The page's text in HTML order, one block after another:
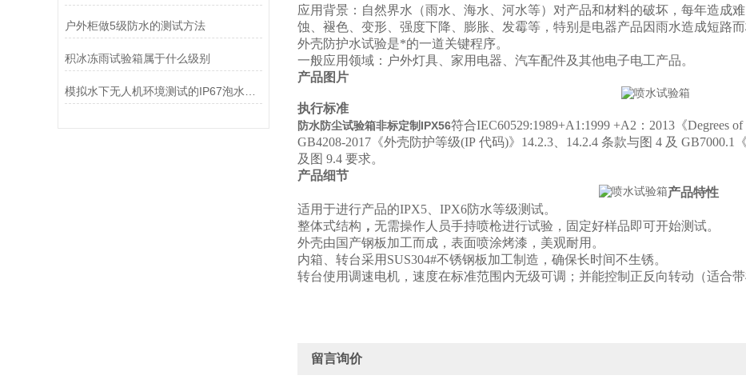
户外柜做5级防水的测试方法
积冰冻雨试验箱属于什么级别
应用背景：自然界水（雨水、海水、河水等）对产品和材料的破坏，每年造成
蚀、褪色、变形、强度下降、膨胀、发霉等，特别是电器产品因雨水造成短路
外壳防护水试验是*的一道关键程序。
一般应用领域：户外灯具、家用电器、汽车配件及其他电子电工产品。
产品图片
执行标准
防水防尘试验箱非标定制IPX56符合IEC60529:1989+A1:1999 +A2：2013《Degrees
GB4208-2017《外壳防护等级(IP 代码)》 14.2.3 14.2.4 条款与图 4 及 GB7000.1
及图 9.4 要求。
产品细节
产品特性
适用于进行产品的IPX5、IPX6防水等级测试。
整体式结构 ， 无需操作人员手持喷枪进行试验，固定好样品即可开始测试。
外壳由国产钢板加工而成，表面喷涂烤漆，美观耐用。
内箱、转台采用SUS304#不锈钢板加工制造，确保长时间不生锈。
转台使用调速电机，速度在标准范围内无级可调；并能控制正反向转动（适合
留言询价